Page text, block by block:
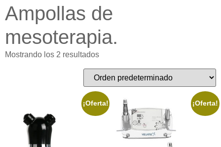
Ampollas de
mesoterapia.
Mostrando los 2 resultados
¡Oferta! ¡Oferta!